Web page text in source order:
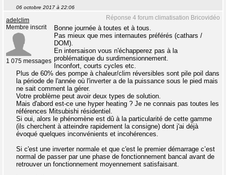
06 octobre 2017 à 22:06
Réponse 4 forum climatisation Bricovidéo
adelclim
Membre inscrit
1 075 messages
Bonne journée à toutes et à tous.
Pas mieux que mes internautes préférés (cathars /
DOM).
En intersaison vous n'échapperez pas à la
problématique du surdimensionnement.
Inconfort, courts cycles etc.
Plus de 60% des pompe à chaleur/clim réversibles sont pile poil dans
la période de l'année où l'inverter a de la puissance sous le pied mais
ne sait comment la gérer.
Votre problème peut avoir deux types de solution.
Mais d'abord est-ce une hyper heating ? Je ne connais pas toutes les
références Mitsubishi résidentiel.
Si oui, alors le phénomène est dû à la particularité de cette gamme
(ils cherchent à atteindre rapidement la consigne) dont j'ai déjà
évoqué quelques inconvénients et incohérences.
Si c'est une inverter normale et que c'est le premier démarrage c’est
normal de passer par une phase de fonctionnement bancal avant de
retrouver un fonctionnement moyennement satisfaisant.